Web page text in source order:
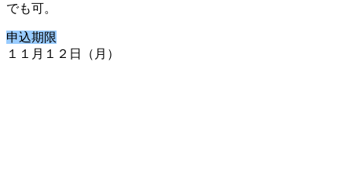
でも可。
申込期限
１１月１２日（月）